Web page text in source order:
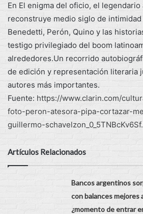
En El enigma del oficio, el
reconstruye medio siglo de
Benedetti, Perón, Quino y las
testigo privilegiado del boom
alrededores.Un recorrido
de edición y representación literaria
autores más importantes.
Fuente: https://www.clarin.com/
foto-peron-atesora-pipa-cortazar-
guillermo-
Artículos Relacionados
Bancos argentinos
con balances mejores
¿momento de entrar